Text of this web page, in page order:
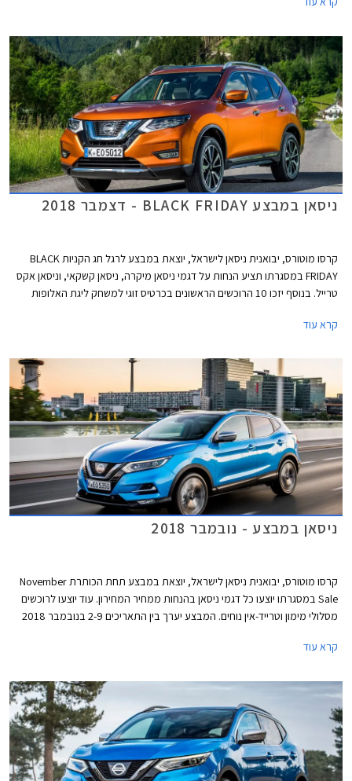
ניסאן במבצע BLACK FRIDAY - דצמבר 2018
קרסו מוטורס, יבואנית ניסאן לישראל, יוצאת במבצע לרגל חג הקניות BLACK
FRIDAY במסגרתו תציע הנחות על דגמי ניסאן מיקרה, ניסאן קשקאי, וניסאן אקס
טרייל. בנוסף יזכו 10 הרוכשים הראשונים בכרטיס זוגי למשחק ליגת האלופות
קרא עוד
ניסאן במבצע - נובמבר 2018
קרסו מוטורס, יבואנית ניסאן לישראל, יוצאת במבצע תחת הכותרת November
Sale במסגרתו יוצעו כל דגמי ניסאן בהנחות ממחיר המחירון. עוד יוצעו לרוכשים
מסלולי מימון וטרייד-אין נוחים. המבצע יערך בין התאריכים 2-9 בנובמבר 2018
קרא עוד